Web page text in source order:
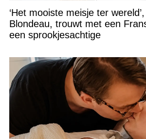
‘Het mooiste meisje ter
Blondeau, trouwt met een
een sprookjesachtige